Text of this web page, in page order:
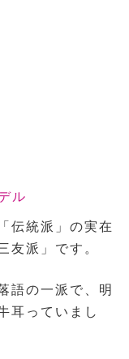
ル
伝統派」の実在
友派」です。
語の一派で、明
耳っていまし